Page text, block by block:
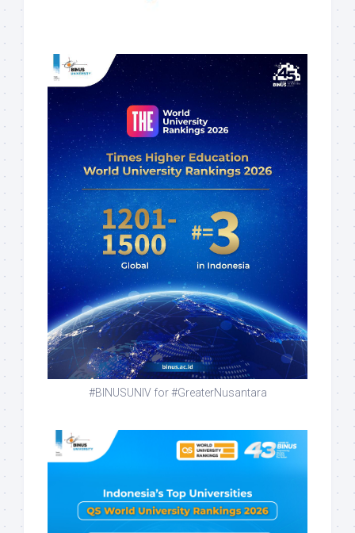
#BINUSUNIV for #GreaterNusantara